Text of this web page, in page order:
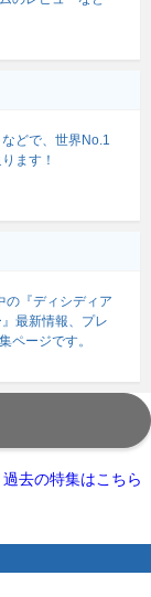
どで、世界No.1
ます！
の『ディシディア
最新情報、プレ
ページです。
去の特集はこちら